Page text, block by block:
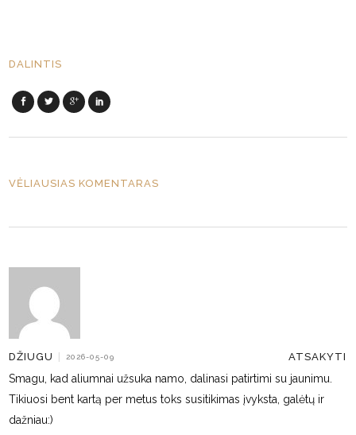
DALINTIS
VĖLIAUSIAS KOMENTARAS
DŽIUGU 2026-05-09 ATSAKYTI
Smagu, kad aliumnai užsuka namo, dalinasi patirtimi su jaunimu.
Tikiuosi bent kartą per metus toks susitikimas įvyksta, galėtų ir
dažniau:)